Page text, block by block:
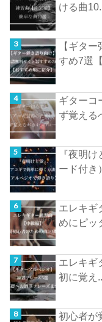
ける曲
【ギタ
すめ7選
ギターコ
ず覚える
『夜明
ード付き
エレキギ
めにピッ
エレキギ
初に覚え...
初心者が